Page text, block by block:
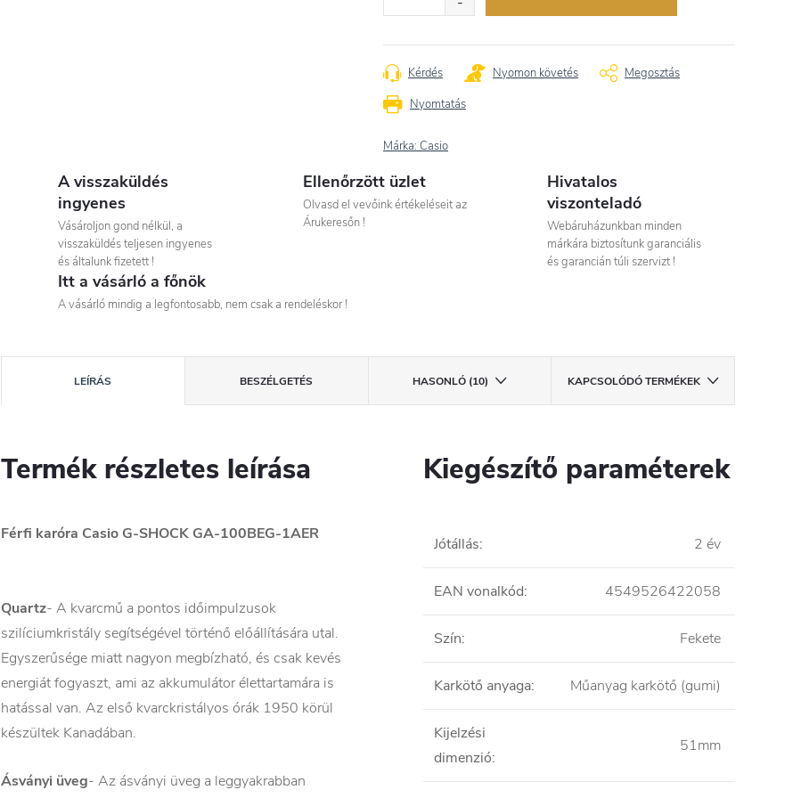
Nyomtatás
Kérdés Nyomon követés Megosztás
Márka: Casio
A visszaküldés
ingyenes
Vásároljon gond nélkül, a
visszaküldés teljesen ingyenes
és általunk fizetett !
Ellenőrzött üzlet
Olvasd el vevőink értékeléseit az
Árukeresőn !
Hivatalos
viszonteladó
Webáruházunkban minden
márkára biztosítunk garanciális
és garancián túli szervizt !
Itt a vásárló a főnök
A vásárló mindig a legfontosabb, nem csak a rendeléskor !
LEÍRÁS BESZÉLGETÉS HASONLÓ (10) KAPCSOLÓDÓ TERMÉKEK
Termék részletes leírása
Férfi karóra Casio G-SHOCK GA-100BEG-1AER
Quartz- A kvarcmű a pontos időimpulzusok
szilíciumkristály segítségével történő előállítására utal.
Egyszerűsége miatt nagyon megbízható, és csak kevés
energiát fogyaszt, ami az akkumulátor élettartamára is
hatással van. Az első kvarckristályos órák 1950 körül
készültek Kanadában.
Ásványi üveg- Az ásványi üveg a leggyakrabban
Kiegészítő paraméterek
Jótállás: 2 év
EAN vonalkód: 4549526422058
Szín: Fekete
Karkötő anyaga: Műanyag karkötő (gumi)
Kijelzési
dimenzió:
51mm